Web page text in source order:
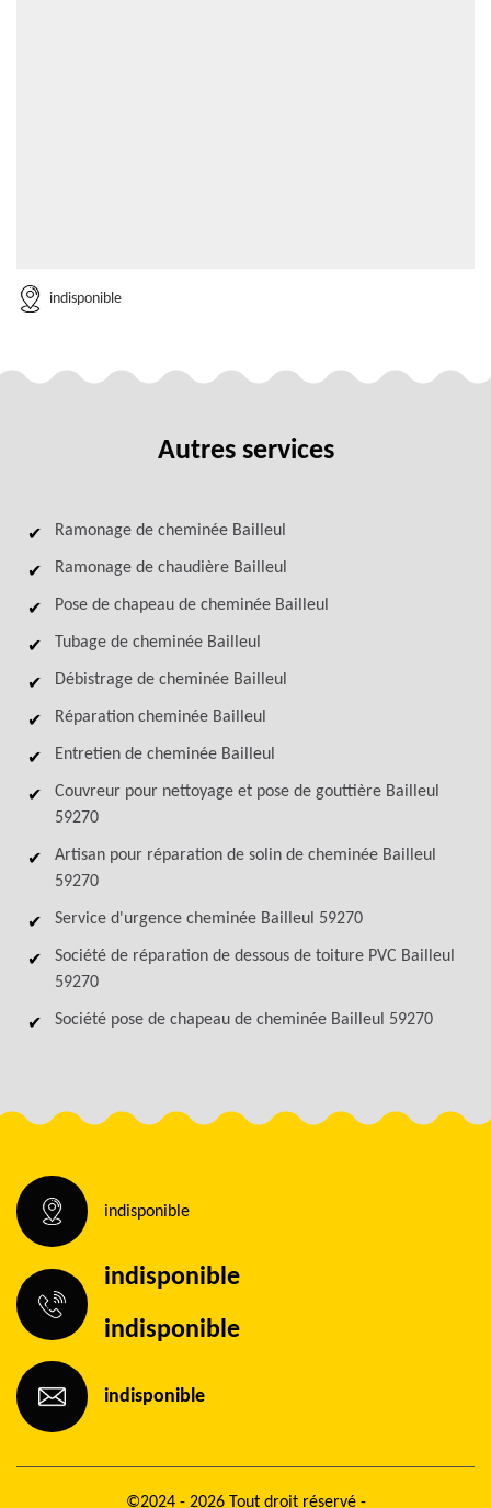
indisponible
Autres services
Ramonage de cheminée Bailleul
Ramonage de chaudière Bailleul
Pose de chapeau de cheminée Bailleul
Tubage de cheminée Bailleul
Débistrage de cheminée Bailleul
Réparation cheminée Bailleul
Entretien de cheminée Bailleul
Couvreur pour nettoyage et pose de gouttière Bailleul
59270
Artisan pour réparation de solin de cheminée Bailleul
59270
Service d'urgence cheminée Bailleul 59270
Société de réparation de dessous de toiture PVC Bailleul
59270
Société pose de chapeau de cheminée Bailleul 59270
indisponible
indisponible
indisponible
indisponible
©2024 - 2026 Tout droit réservé -